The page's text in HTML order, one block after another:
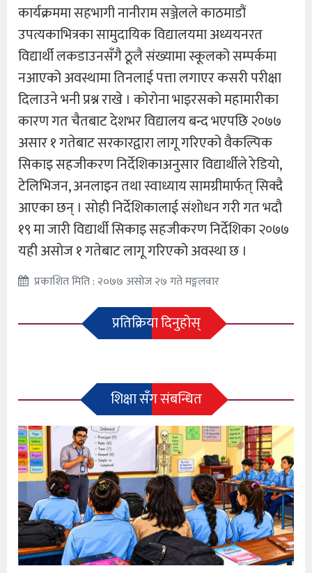
कार्यक्रममा सहभागी नानीराम सञ्जेलले काठमाडौं
उपत्यकाभित्रका सामुदायिक विद्यालयमा अध्ययनरत
विद्यार्थी लकडाउनसँगै ठूलै संख्यामा स्कूलको सम्पर्कमा
नआएको अवस्थामा तिनलाई पत्ता लगाएर कसरी परीक्षा
दिलाउने भनी प्रश्न राखे । कोरोना भाइरसको महामारीका
कारण गत चैतबाट देशभर विद्यालय बन्द भएपछि २०७७
असार १ गतेबाट सरकारद्वारा लागू गरिएको वैकल्पिक
सिकाइ सहजीकरण निर्देशिकाअनुसार विद्यार्थीले रेडियो,
टेलिभिजन, अनलाइन तथा स्वाध्याय सामग्रीमार्फत् सिक्दै
आएका छन् । सोही निर्देशिकालाई संशोधन गरी गत भदौ
१९ मा जारी विद्यार्थी सिकाइ सहजीकरण निर्देशिका २०७७
यही असोज १ गतेबाट लागू गरिएको अवस्था छ ।
प्रकाशित मिति : २०७७ असोज २७ गते मङ्गलवार
प्रतिक्रिया दिनुहोस्
शिक्षा सँग संबन्धित